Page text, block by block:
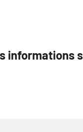
informations